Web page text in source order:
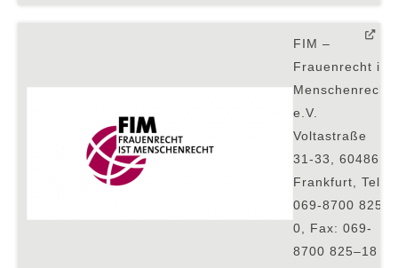
FIM –
Frauenrecht ist
Menschenrecht
e.V.
Voltastraße
31-33, 60486
Frankfurt, Tel:
069-8700 825–
0, Fax: 069-
8700 825–18